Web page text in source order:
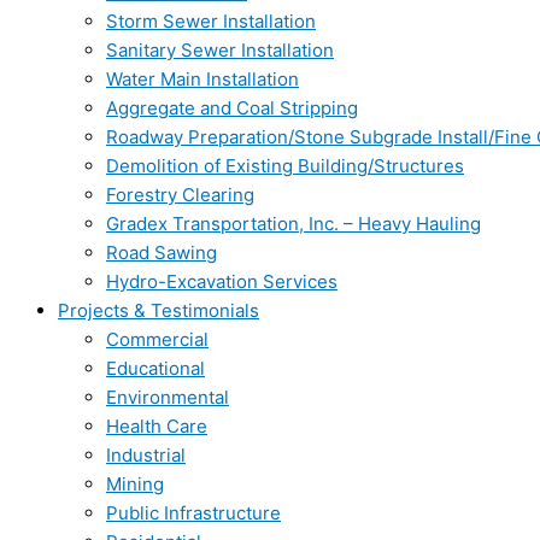
Storm Sewer Installation
Sanitary Sewer Installation
Water Main Installation
Aggregate and Coal Stripping
Roadway Preparation/Stone Subgrade Install/Fine
Demolition of Existing Building/Structures
Forestry Clearing
Gradex Transportation, Inc. – Heavy Hauling
Road Sawing
Hydro-Excavation Services
Projects & Testimonials
Commercial
Educational
Environmental
Health Care
Industrial
Mining
Public Infrastructure